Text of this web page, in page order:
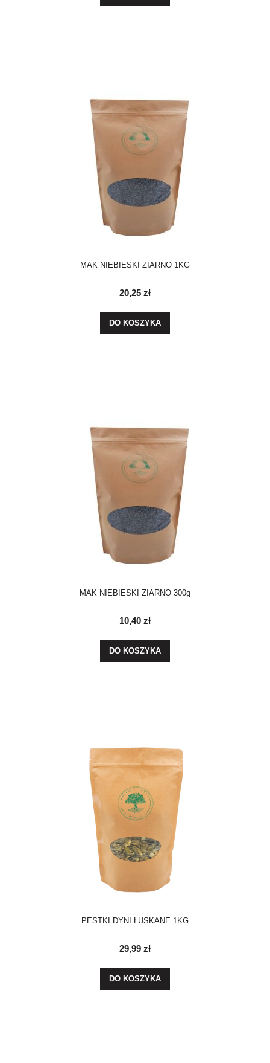
MAK NIEBIESKI ZIARNO 1KG
20,25 zł
DO KOSZYKA
MAK NIEBIESKI ZIARNO 300g
10,40 zł
DO KOSZYKA
PESTKI DYNI ŁUSKANE 1KG
29,99 zł
DO KOSZYKA